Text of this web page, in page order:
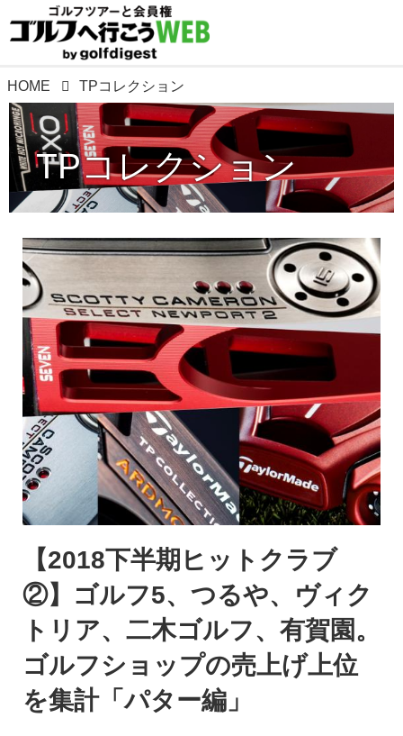
HOME TPコレクション
TPコレクション
【2018下半期ヒットクラブ
②】ゴルフ5、つるや、ヴィク
トリア、二木ゴルフ、有賀園。
ゴルフショップの売上げ上位
を集計「パター編」